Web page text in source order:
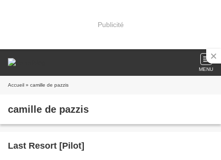
Publicité
MENU
Accueil » camille de pazzis
camille de pazzis
Last Resort [Pilot]